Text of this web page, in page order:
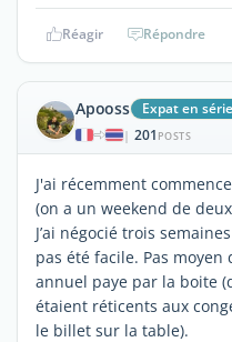
Réagir Répondre
Apooss Expat en série
| 201 POSTS
J'ai récemment
(on a un weekend de
J’ai négocié trois
pas été facile. Pas moyen
annuel paye par la boite
étaient réticents aux
le billet sur la table).